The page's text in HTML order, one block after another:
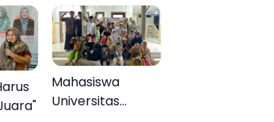
Mahasiswa
Universitas